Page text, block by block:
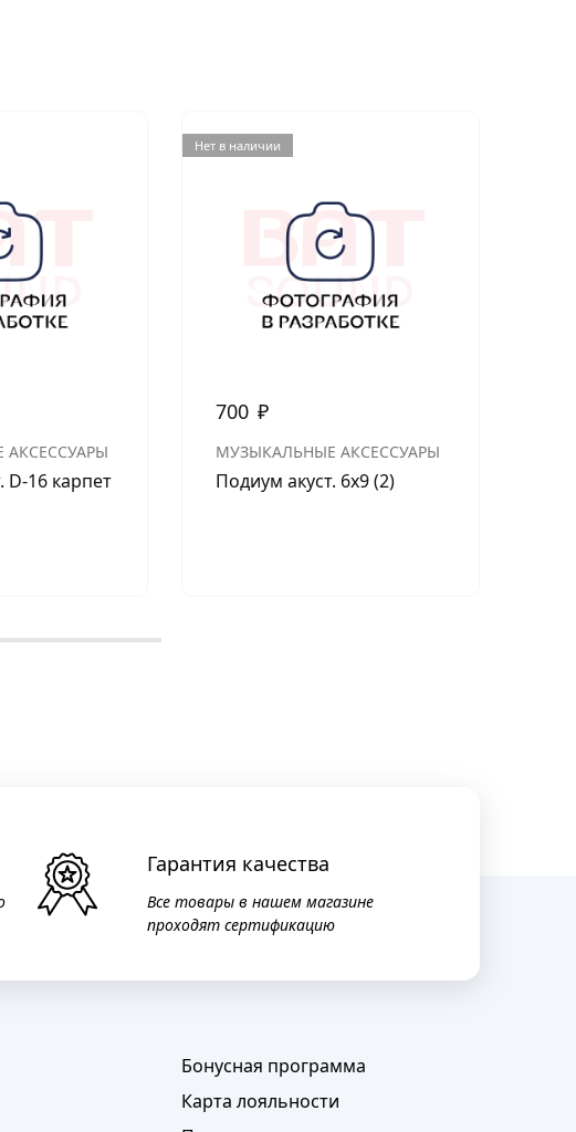
D-16 карпет
Нет в наличии
700 ₽
МУЗЫКАЛЬНЫЕ АКСЕССУАРЫ
Подиум акуст. 6х9 (2)
Гарантия качества
Все товары в нашем магазине
проходят сертификацию
Бонусная программа
Карта лояльности